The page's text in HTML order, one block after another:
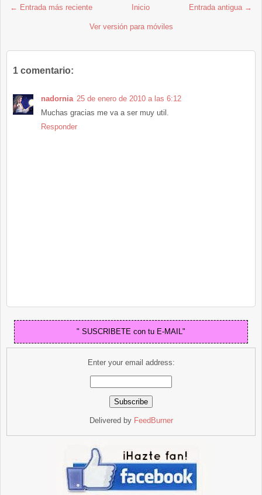
← Entrada más reciente Entrada antigua →
Inicio
Ver versión para móviles
1 comentario:
nadornia 25 de enero de 2010 a las 6:12
Muchas gracias me va a ser muy util.
Responder
" SUSCRIBETE con tu E-MAIL"
Enter your email address:
Delivered by FeedBurner